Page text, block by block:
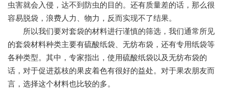
虫害就会入侵，达不到防虫的目的。还有质量差的话，那么很
容易脱袋，浪费人力、物力，反而实现不了结果。
所以我们要对套袋的材料进行谨慎的筛选，我们通常所见
的套袋材料种类主要有硫酸纸袋、无纺布袋，还有专用纸袋等
各种类型。其中，专家指出，使用硫酸纸袋以及无纺布袋的
话，对于促进荔枝的果皮着色有很好的益处。对于果农朋友而
言，选择这个材料也比较的多。